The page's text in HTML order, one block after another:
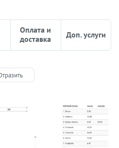
Оплата и
доставка
Доп. услуги